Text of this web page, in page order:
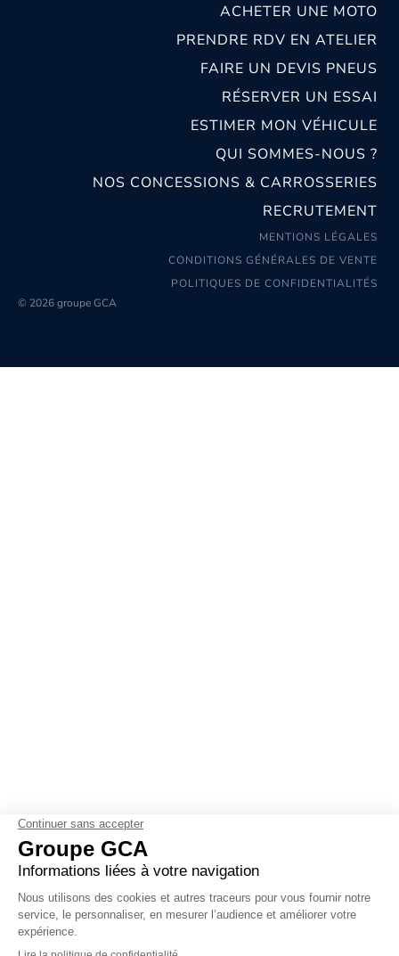
ACHETER UNE MOTO
PRENDRE RDV EN ATELIER
FAIRE UN DEVIS PNEUS
RÉSERVER UN ESSAI
ESTIMER MON VÉHICULE
QUI SOMMES-NOUS ?
NOS CONCESSIONS & CARROSSERIES
RECRUTEMENT
MENTIONS LÉGALES
CONDITIONS GÉNÉRALES DE VENTE
POLITIQUES DE CONFIDENTIALITÉS
© 2026 groupe GCA